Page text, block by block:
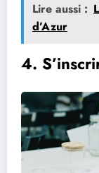
Lire aussi :
d’Azur
4.